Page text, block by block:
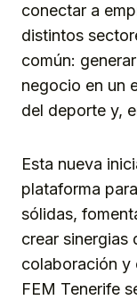
conectar a
distintos
común:
negocio en un
del deporte y,
Esta nueva
plataforma
sólidas,
crear sinergias
colaboración y
FEM Tenerife